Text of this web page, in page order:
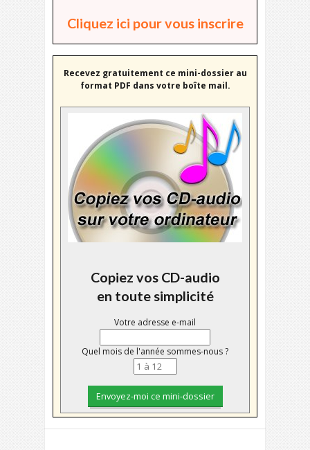
Cliquez ici pour vous inscrire
Recevez gratuitement ce mini-dossier au
format PDF dans votre boîte mail.
Copiez vos CD-audio
en toute simplicité
Votre adresse e-mail
Quel mois de l'année sommes-nous ?